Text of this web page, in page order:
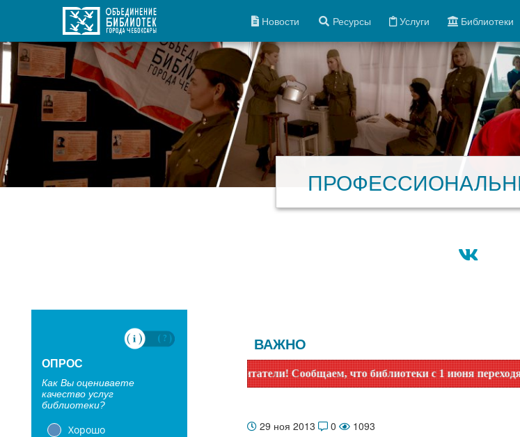
Новости Ресурсы Услуги Библиотеки
ОПРОС
Как Вы оцениваете
качество услуг
библиотеки?
Хорошо
ВАЖНО
Уважаемые читатели! Сообщаем, что библиотеки с 1 июня переходят на летний
29 ноя 2013 0 1093